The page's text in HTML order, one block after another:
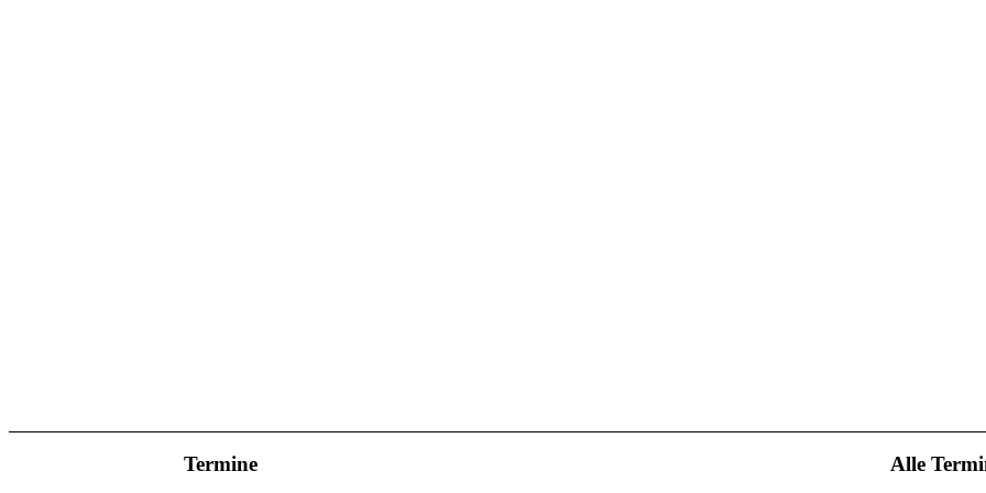
Termine Alle